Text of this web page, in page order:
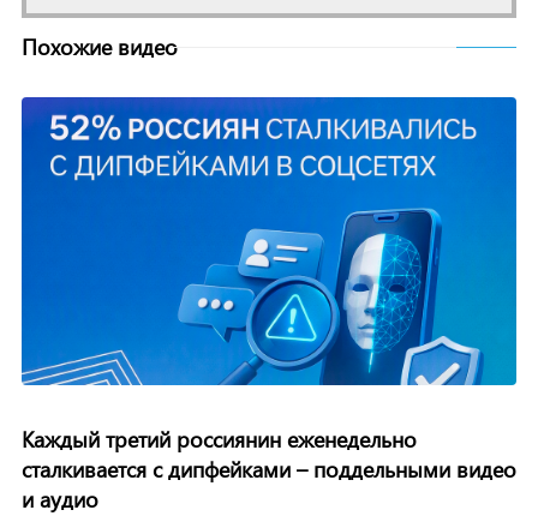
Похожие видео
Каждый третий россиянин еженедельно
сталкивается с дипфейками – поддельными видео
и аудио